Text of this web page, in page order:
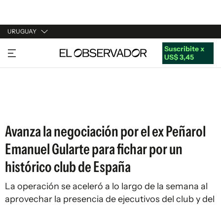
URUGUAY
URUGUAY
ARGENTINA
Suscribite x
US$ 3,45
Avanza la negociación por el ex Peñarol
Emanuel Gularte para fichar por un
histórico club de España
La operación se aceleró a lo largo de la semana al
aprovechar la presencia de ejecutivos del club y del